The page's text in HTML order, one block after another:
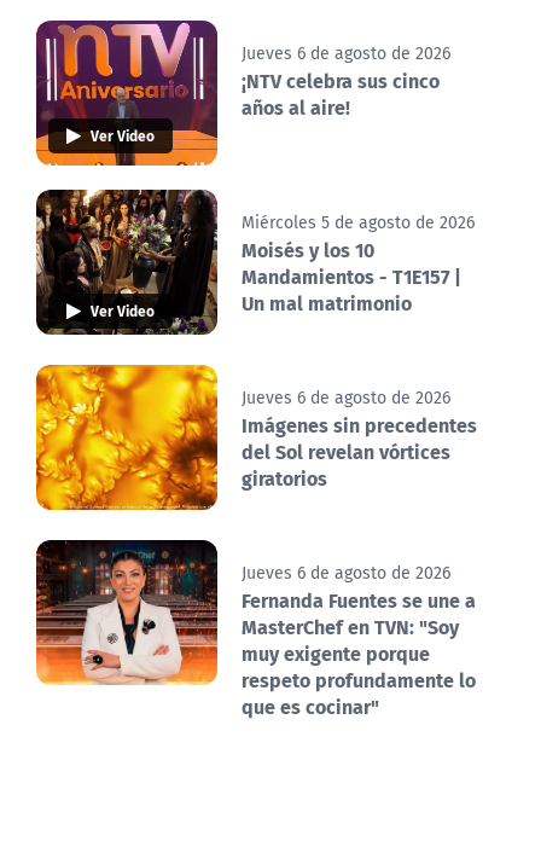
Ver Video
Jueves 6 de agosto de 2026
¡NTV celebra sus cinco
años al aire!
Ver Video
Miércoles 5 de agosto de 2026
Moisés y los 10
Mandamientos - T1E157 |
Un mal matrimonio
Jueves 6 de agosto de 2026
Imágenes sin precedentes
del Sol revelan vórtices
giratorios
Jueves 6 de agosto de 2026
Fernanda Fuentes se une a
MasterChef en TVN: "Soy
muy exigente porque
respeto profundamente lo
que es cocinar"